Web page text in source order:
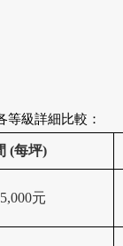
等級詳細比較 ：
(每坪)
元